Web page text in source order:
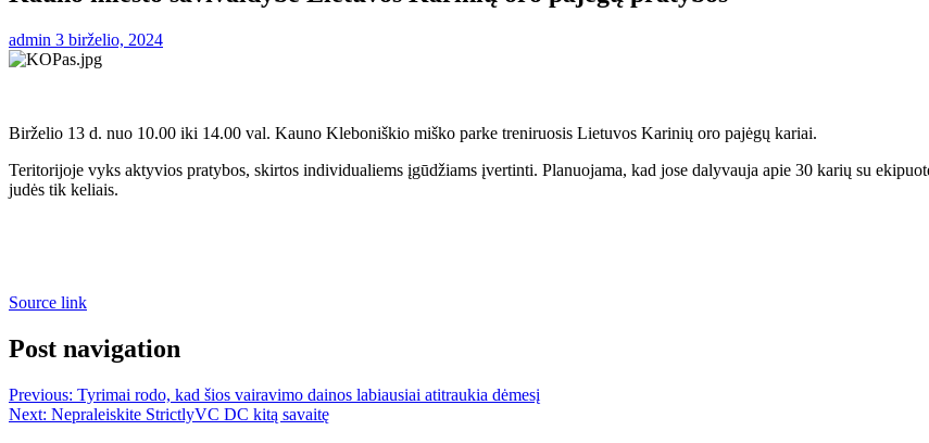
admin 3 birželio, 2024
Birželio 13 d. nuo 10.00 iki 14.00 val. Kauno Kleboniškio miško parke treniruosis Lietuvos Karinių oro pajėgų kariai.
Teritorijoje vyks aktyvios pratybos, skirtos individualiems įgūdžiams įvertinti. Planuojama, kad jose dalyvauja apie 30 karių su
judės tik keliais.
Source link
Post navigation
Previous: Tyrimai rodo, kad šios vairavimo dainos labiausiai atitraukia dėmesį
Next: Nepraleiskite StrictlyVC DC kitą savaitę